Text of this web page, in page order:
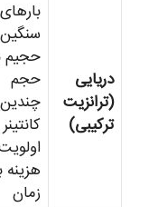
دریایی
(ترانزیت
ترکیبی)
حجیم
حجم
چندین
هزینه
زمان